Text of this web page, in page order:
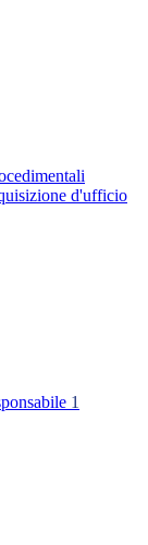
d'ufficio
1